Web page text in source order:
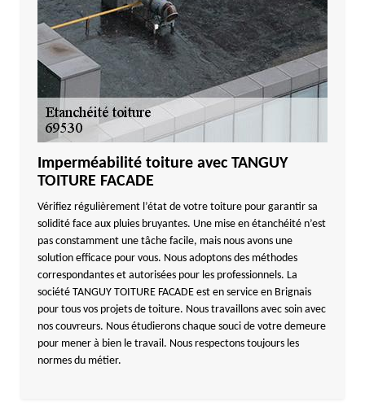
Imperméabilité toiture avec TANGUY
TOITURE FACADE
Vérifiez régulièrement l’état de votre toiture pour garantir sa
solidité face aux pluies bruyantes. Une mise en étanchéité n’est
pas constamment une tâche facile, mais nous avons une
solution efficace pour vous. Nous adoptons des méthodes
correspondantes et autorisées pour les professionnels. La
société TANGUY TOITURE FACADE est en service en Brignais
pour tous vos projets de toiture. Nous travaillons avec soin avec
nos couvreurs. Nous étudierons chaque souci de votre demeure
pour mener à bien le travail. Nous respectons toujours les
normes du métier.